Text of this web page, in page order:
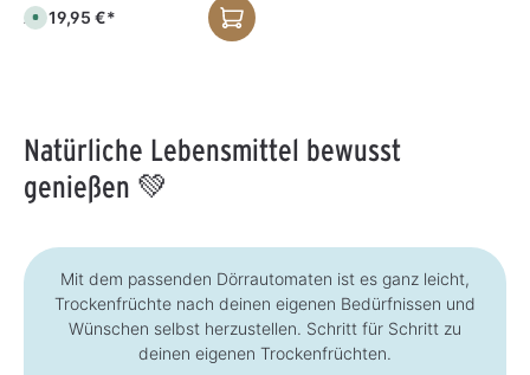
S
o
f
ü
b
a
i
Ab19,95 €*
Natürliche Lebensmittel bewusst
genießen 💚
Mit dem passenden Dörrautomaten ist es ganz leicht,
Trockenfrüchte nach deinen eigenen Bedürfnissen und
Wünschen selbst herzustellen. Schritt für Schritt zu
deinen eigenen Trockenfrüchten.